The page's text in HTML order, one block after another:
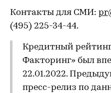
Контакты для СМИ:
(495) 225-34-44.
Кредитный
Факторинг» был
22.01.2022.
пресс-релиз по